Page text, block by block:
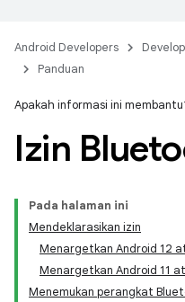
Android Developers Develop
Panduan
Apakah informasi ini
Izin
Pada halaman ini
Mendeklarasikan izin
Menargetkan Android 12
Menargetkan Android 11
Menemukan perangkat